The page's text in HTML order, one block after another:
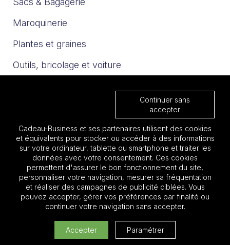
Ajouter au devis
Maroquinerie
Plantes et graines
Outils, bricolage et voiture
Nos catalogues
Les must 2025
Focus BTP
Focus Aéronautique
Cadeau entreprise pas cher
Continuer sans
accepter
Cadeau-Business et ses partenaires utilisent des cookies
et équivalents pour stocker ou accéder à des informations
sur votre ordinateur, tablette ou smartphone et traiter les
données avec votre consentement. Ces cookies
permettent d'assurer le bon fonctionnement du site,
personnaliser votre navigation, mesurer sa fréquentation
et réaliser des campagnes de publicité ciblées. Vous
pouvez accepter, gérer vos préférences par finalité ou
continuer votre navigation sans accepter.
Accepter Paramétrer